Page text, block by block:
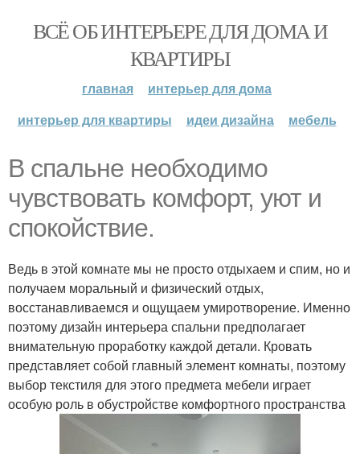
ВСЁ ОБ ИНТЕРЬЕРЕ ДЛЯ ДОМА И
КВАРТИРЫ
главная
интерьер для дома
интерьер для квартиры
идеи дизайна мебель
В спальне необходимо
чувствовать комфорт, уют и
спокойствие.
Ведь в этой комнате мы не просто отдыхаем и спим, но и
получаем моральный и физический отдых,
восстанавливаемся и ощущаем умиротворение. Именно
поэтому дизайн интерьера спальни предполагает
внимательную проработку каждой детали. Кровать
представляет собой главный элемент комнаты, поэтому
выбор текстиля для этого предмета мебели играет
особую роль в обустройстве комфортного пространства